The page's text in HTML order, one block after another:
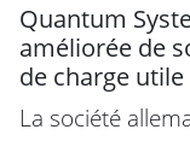
Quantum
améliorée de
de charge utile
La société